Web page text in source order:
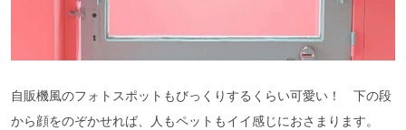
自販機風のフォトスポットもびっくりするくらい可愛い！ 下の段
から顔をのぞかせれば、人もペットもイイ感じにおさまります。